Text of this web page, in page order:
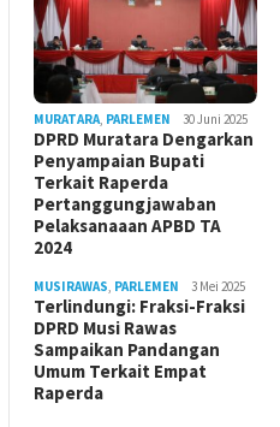
MURATARA PARLEMEN 30 Juni 2025
DPRD Muratara Dengarkan
Penyampaian Bupati
Terkait Raperda
Pertanggungjawaban
Pelaksanaaan APBD TA
2024
MUSIRAWAS PARLEMEN 3 Mei 2025
Terlindungi: Fraksi-Fraksi
DPRD Musi Rawas
Sampaikan Pandangan
Umum Terkait Empat
Raperda